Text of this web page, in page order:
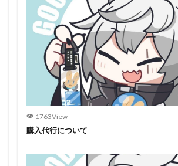
1763View
購入代行について